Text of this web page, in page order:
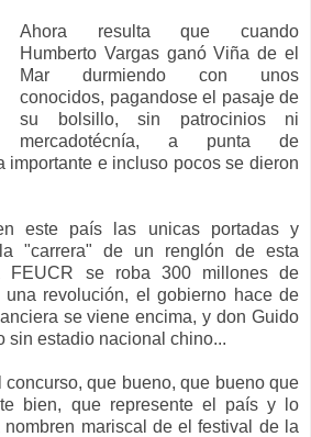
Ahora resulta que cuando
Humberto Vargas ganó Viña de el
Mar durmiendo con unos
conocidos, pagandose el pasaje de
su bolsillo, sin patrocinios ni
mercadotécnía, a punta de
importante e incluso pocos se dieron
este país las unicas portadas y
"carrera" de un renglón de esta
FEUCR se roba 300 millones de
revolución, el gobierno hace de
se viene encima, y don Guido
sin estadio nacional chino...
que bueno, que bueno que
bien, que represente el país y lo
mariscal de el festival de la